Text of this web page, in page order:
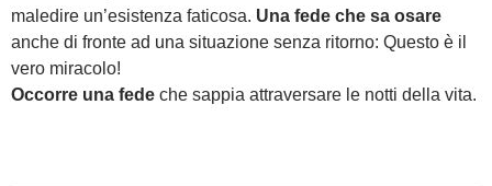
maledire un’esistenza faticosa. Una fede che sa osare
anche di fronte ad una situazione senza ritorno: Questo è il
vero miracolo!
Occorre una fede che sappia attraversare le notti della vita.